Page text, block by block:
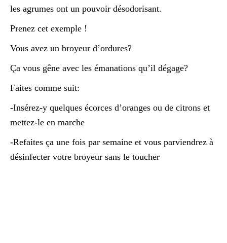
les agrumes ont un pouvoir désodorisant.
Prenez cet exemple !
Vous avez un broyeur d’ordures?
Ça vous gêne avec les émanations qu’il dégage?
Faites comme suit:
-Insérez-y quelques écorces d’oranges ou de citrons et
mettez-le en marche
-Refaites ça une fois par semaine et vous parviendrez à
désinfecter votre broyeur sans le toucher